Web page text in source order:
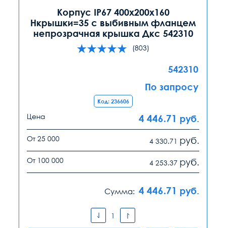
Корпус IP67 400х200х160
Hкрышки=35 с выбивным фланцем
непрозрачная крышка Дкс 542310
(803)
542310
По запросу
Код: 236606
Цена 4 446.71 руб.
От 25 000 4 330.71 руб.
От 100 000 4 253.37 руб.
Сумма: 4 446.71 руб.